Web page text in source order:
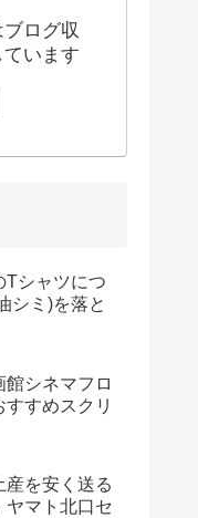
ログ収
います
Tシャツにつ
シミ)を落と
シネマフロ
すすめスクリ
産を安く送る
ヤマト北口セ